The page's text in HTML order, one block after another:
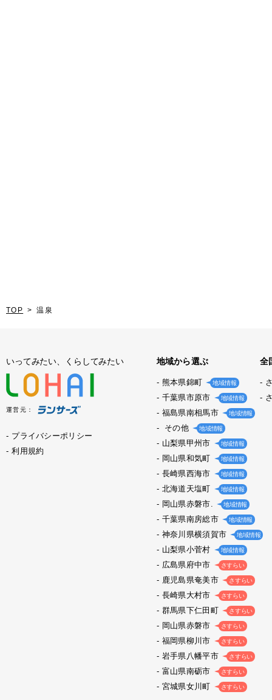
TOP 温泉
いってみたい、くらしてみたい
運営元：
プライバシーポリシー
利用規約
地域から選ぶ
熊本県錦町 地域情報
千葉県市原市 地域情報
福島県南相馬市 地域情報
その他 地域情報
山梨県甲州市 地域情報
岡山県和気町 地域情報
長崎県西海市 地域情報
北海道天塩町 地域情報
岡山県赤磐市. 地域情報
千葉県南房総市 地域情報
神奈川県横須賀市 地域情報
山梨県小菅村 地域情報
広島県府中市 さすらい
鹿児島県奄美市 さすらい
長崎県大村市 さすらい
群馬県下仁田町 さすらい
岡山県赤磐市 さすらい
福岡県柳川市 さすらい
岩手県八幡平市 さすらい
富山県南砺市 さすらい
宮城県女川町 さすらい
全